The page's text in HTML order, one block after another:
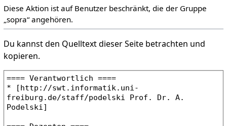
Diese Aktion ist auf Benutzer beschränkt, die der Gruppe
„sopra“ angehören.
Du kannst den Quelltext dieser Seite betrachten und
kopieren.